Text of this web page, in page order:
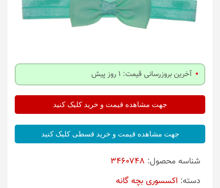
آخرین بروزرسانی قیمت: 1 روز پیش
جهت مشاهده قیمت و خرید کلیک کنید
جهت مشاهده قیمت و خرید قسطی کلیک کنید
شناسه محصول: 3460748
دسته: اکسسوری بچه گانه